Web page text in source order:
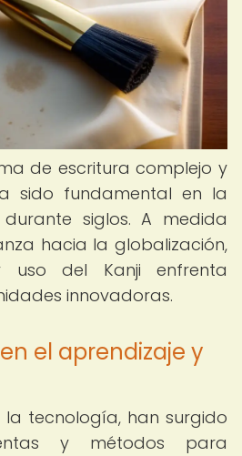
de escritura complejo y
sido fundamental en la
siglos. A medida
hacia la globalización,
uso del Kanji enfrenta
innovadoras.
el aprendizaje y
tecnología, han surgido
y métodos para